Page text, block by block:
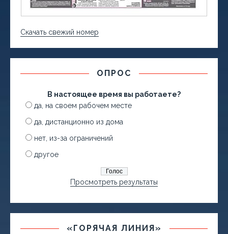
Скачать свежий номер
ОПРОС
В настоящее время вы работаете?
да, на своем рабочем месте
да, дистанционно из дома
нет, из-за ограничений
другое
Просмотреть результаты
«ГОРЯЧАЯ ЛИНИЯ»